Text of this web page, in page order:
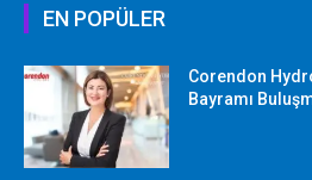
EN POPÜLER
Corendon
Bayramı